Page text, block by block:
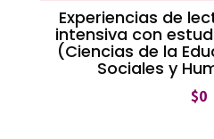
Experiencias de
intensiva con
(Ciencias de la
Sociales y
$0